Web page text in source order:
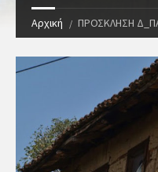
Αρχική ΠΡΟΣΚΛΗΣΗ